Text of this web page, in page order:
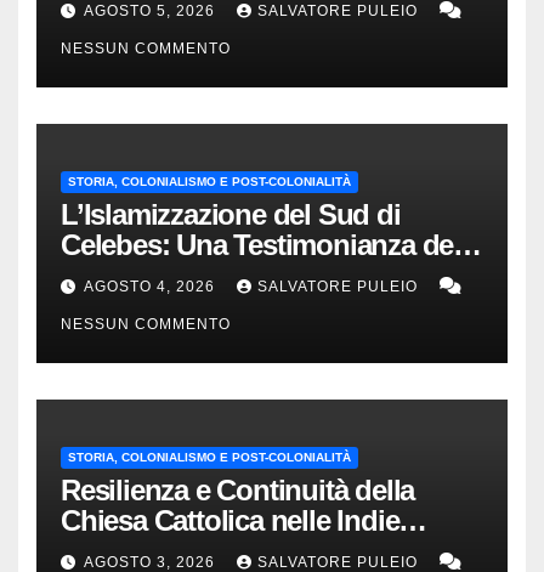
AGOSTO 5, 2026 SALVATORE PULEIO
NESSUN COMMENTO
STORIA, COLONIALISMO E POST-COLONIALITÀ
L’Islamizzazione del Sud di
Celebes: Una Testimonianza del
1840.
AGOSTO 4, 2026 SALVATORE PULEIO
NESSUN COMMENTO
STORIA, COLONIALISMO E POST-COLONIALITÀ
Resilienza e Continuità della
Chiesa Cattolica nelle Indie
Orientali Olandesi
AGOSTO 3, 2026 SALVATORE PULEIO